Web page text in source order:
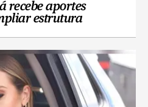
recebe aportes
estrutura